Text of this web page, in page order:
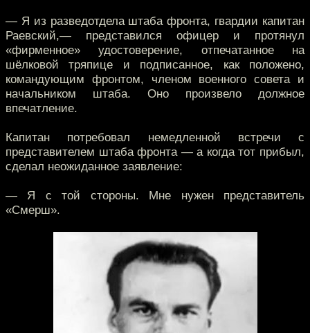
— Я из разведотдела штаба фронта, гвардии капитан
Раевский,— представился офицер и протянул
«фирменное» удостоверение, отпечатанное на
шёлковой тряпице и подписанное, как положено,
командующим фронтом, членом военного совета и
начальником штаба. Оно произвело должное
впечатление.
Капитан потребовал немедленной встречи с
представителем штаба фронта — а когда тот прибыл,
сделал неожиданное заявление:
— Я с той стороны. Мне нужен представитель
«Смерш».